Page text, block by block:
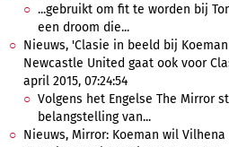
...gebruikt om fit te worden bij
een droom die...
Nieuws, 'Clasie in beeld bij
Newcastle United gaat ook voor
april 2015, 07:24:54
Volgens het Engelse The Mirror
belangstelling van...
Nieuws, Mirror: Koeman wil